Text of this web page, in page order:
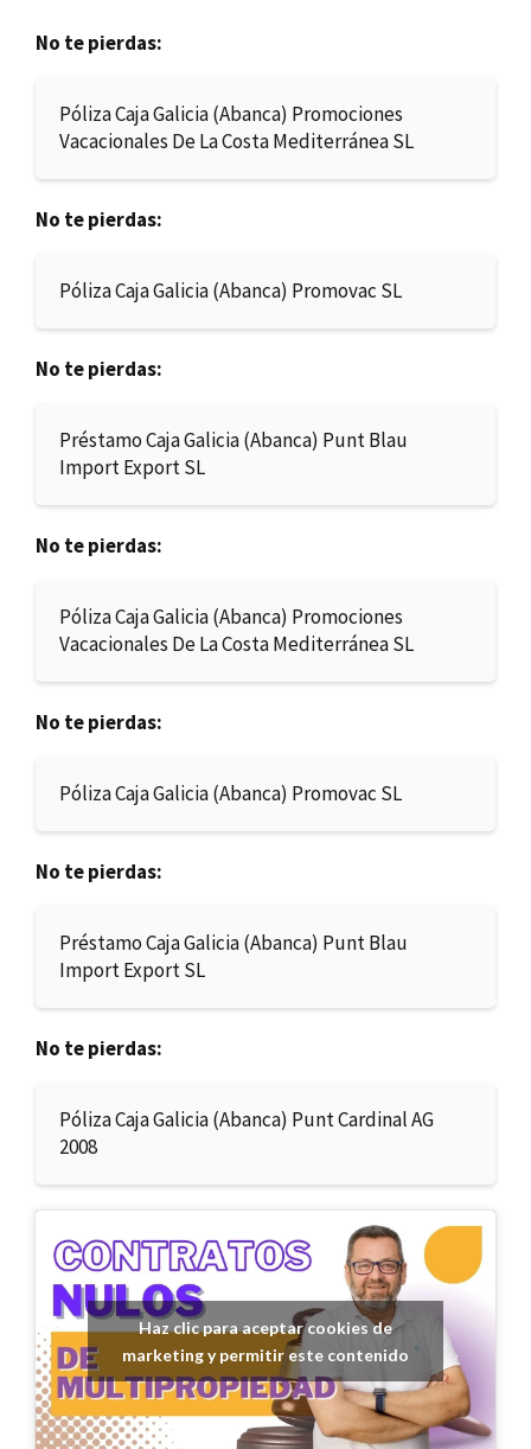
No te pierdas:
Póliza Caja Galicia (Abanca) Promociones
Vacacionales De La Costa Mediterránea SL
No te pierdas:
Póliza Caja Galicia (Abanca) Promovac SL
No te pierdas:
Préstamo Caja Galicia (Abanca) Punt Blau
Import Export SL
No te pierdas:
Póliza Caja Galicia (Abanca) Promociones
Vacacionales De La Costa Mediterránea SL
No te pierdas:
Póliza Caja Galicia (Abanca) Promovac SL
No te pierdas:
Préstamo Caja Galicia (Abanca) Punt Blau
Import Export SL
No te pierdas:
Póliza Caja Galicia (Abanca) Punt Cardinal AG
2008
Haz clic para aceptar cookies de
marketing y permitir este contenido